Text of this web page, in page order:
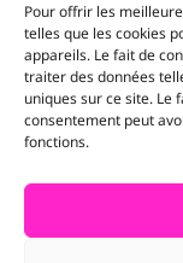
Pour offrir les
telles que les cookies
appareils. Le fait de
traiter des données
uniques sur ce site. Le
consentement peut
fonctions.
Langues
Français
English
Deutsch
Nederlands
Italiano